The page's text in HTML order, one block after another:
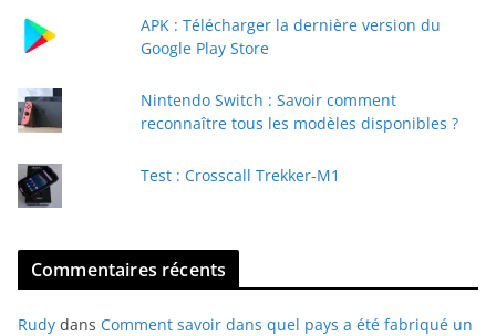
a
APK : Télécharger la dernière version du
Google Play Store
Nintendo Switch : Savoir comment
reconnaître tous les modèles disponibles ?
Test : Crosscall Trekker-M1
Commentaires récents
Rudy dans Comment savoir dans quel pays a été fabriqué un